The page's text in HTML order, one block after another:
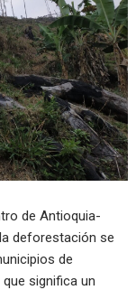
de Antioquia-
deforestación se
de
significa un